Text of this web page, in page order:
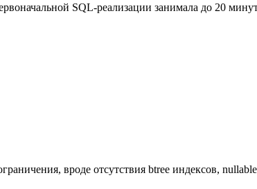
SQL-реализации занимала до 20
вроде отсутствия btree индексов,